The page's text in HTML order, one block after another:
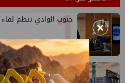
1
جنوب الوادي تنظم
أكبا
×